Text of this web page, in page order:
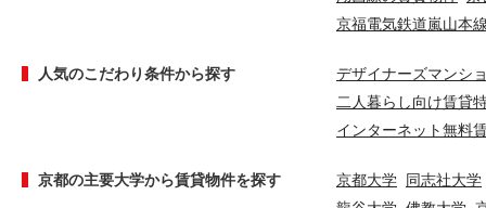
京福電気鉄道嵐山本
人気のこだわり条件から探す
デザイナーズマンシ
二人暮らし向け賃貸
インターネット無料
京都の主要大学から賃貸物件を探す 京都大学 同志社大学